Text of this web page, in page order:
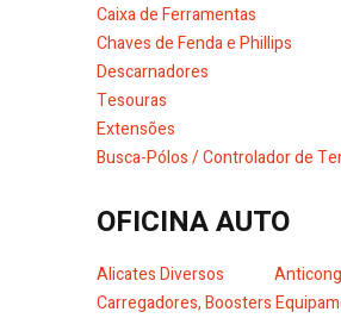
Caixa de Ferramentas
Chaves de Fenda e Phillips
Descarnadores
Tesouras
Extensões
Busca-Pólos / Controlador de
OFICINA AUTO
Alicates Diversos
Carregadores, Boosters